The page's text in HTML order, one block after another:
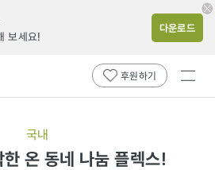
보세요!
다운로드
후원하기
전체
국내
온 동네 나눔 플렉스!